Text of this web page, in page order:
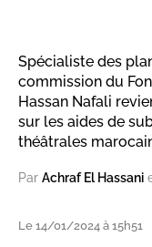
Spécialiste des
commission du
Hassan Nafali
sur les aides de
théâtrales
Par Achraf El Hassani
Le 14/01/2024 à 15h51